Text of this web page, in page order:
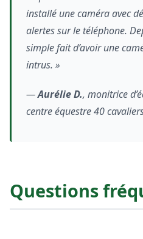
installé une caméra avec
alertes sur le téléphone.
simple fait d’avoir une
intrus. »
—Aurélie D., monitrice
centre équestre 40
Questions